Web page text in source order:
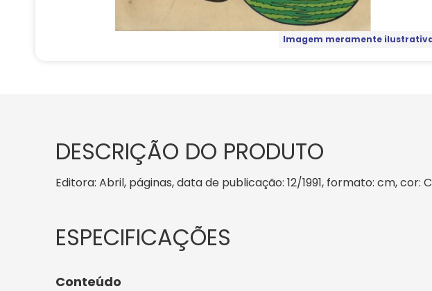
Imagem meramente
DESCRIÇÃO DO PRODUTO
Editora: Abril, páginas, data de publicação: 12/1991, formato: cm,
Conteúdo